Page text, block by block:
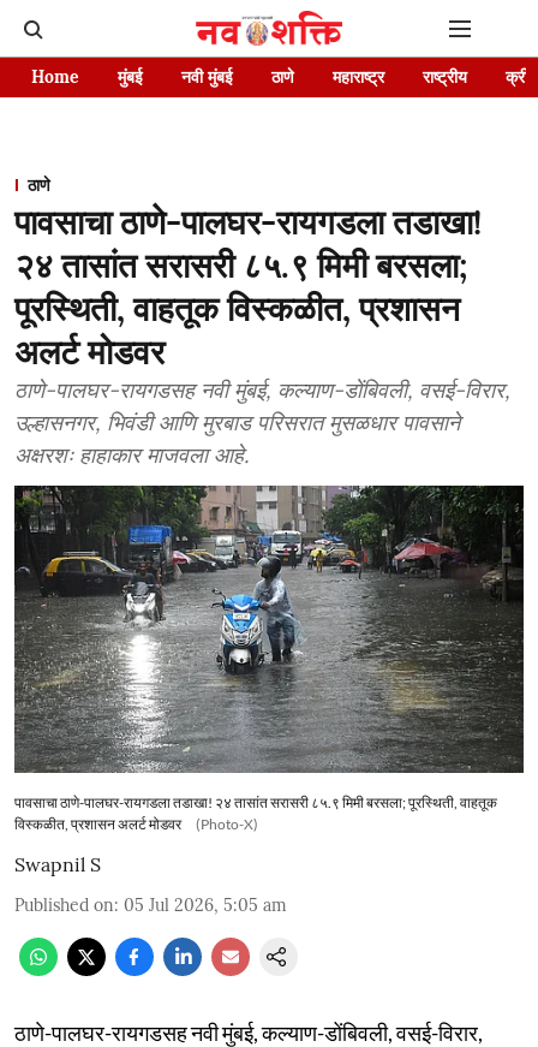
Home मुंबई नवी मुंबई ठाणे महाराष्ट्र राष्ट्रीय
ठाणे
पावसाचा ठाणे-पालघर-रायगडला तडाखा!
२४ तासांत सरासरी ८५.९ मिमी बरसला;
पूरस्थिती, वाहतूक विस्कळीत, प्रशासन
अलर्ट मोडवर
ठाणे-पालघर-रायगडसह नवी मुंबई, कल्याण-डोंबिवली, वसई-विरार,
उल्हासनगर, भिवंडी आणि मुरबाड परिसरात मुसळधार पावसाने
अक्षरशः हाहाकार माजवला आहे.
पावसाचा ठाणे-पालघर-रायगडला तडाखा! २४ तासांत सरासरी ८५.९ मिमी बरसला; पूरस्थिती, वाहतूक
विस्कळीत, प्रशासन अलर्ट मोडवर
(Photo-X)
Swapnil S
Published on: 05 Jul 2026, 5:05 am
ठाणे-पालघर-रायगडसह नवी मुंबई, कल्याण-डोंबिवली, वसई-विरार,